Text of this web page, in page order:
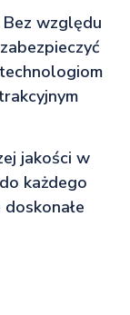
względu
jakości w
każdego